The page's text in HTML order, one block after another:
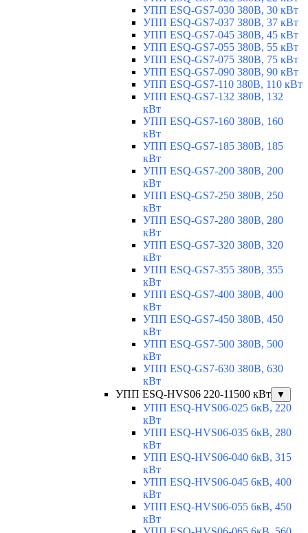
УПП ESQ-GS7-030 380В, 30 кВт
УПП ESQ-GS7-037 380В, 37 кВт
УПП ESQ-GS7-045 380В, 45 кВт
УПП ESQ-GS7-055 380В, 55 кВт
УПП ESQ-GS7-075 380В, 75 кВт
УПП ESQ-GS7-090 380В, 90 кВт
УПП ESQ-GS7-110 380В, 110 кВт
УПП ESQ-GS7-132 380В, 132
кВт
УПП ESQ-GS7-160 380В, 160
кВт
УПП ESQ-GS7-185 380В, 185
кВт
УПП ESQ-GS7-200 380В, 200
кВт
УПП ESQ-GS7-250 380В, 250
кВт
УПП ESQ-GS7-280 380В, 280
кВт
УПП ESQ-GS7-320 380В, 320
кВт
УПП ESQ-GS7-355 380В, 355
кВт
УПП ESQ-GS7-400 380В, 400
кВт
УПП ESQ-GS7-450 380В, 450
кВт
УПП ESQ-GS7-500 380В, 500
кВт
УПП ESQ-GS7-630 380В, 630
кВт
УПП ESQ-HVS06 220-11500 кВт
▼
УПП ESQ-HVS06-025 6кВ, 220
кВт
УПП ESQ-HVS06-035 6кВ, 280
кВт
УПП ESQ-HVS06-040 6кВ, 315
кВт
УПП ESQ-HVS06-045 6кВ, 400
кВт
УПП ESQ-HVS06-055 6кВ, 450
кВт